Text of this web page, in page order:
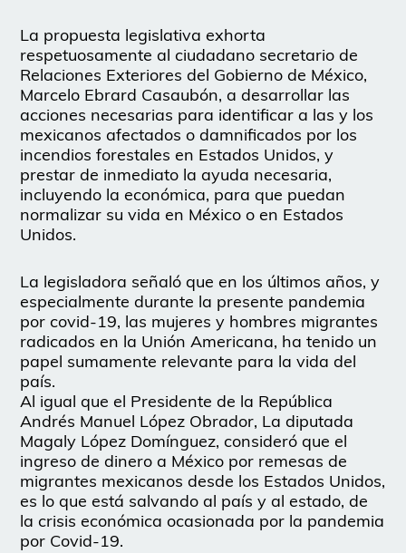
La propuesta legislativa exhorta
respetuosamente al ciudadano secretario de
Relaciones Exteriores del Gobierno de México,
Marcelo Ebrard Casaubón, a desarrollar las
acciones necesarias para identificar a las y los
mexicanos afectados o damnificados por los
incendios forestales en Estados Unidos, y
prestar de inmediato la ayuda necesaria,
incluyendo la económica, para que puedan
normalizar su vida en México o en Estados
Unidos.
La legisladora señaló que en los últimos años, y
especialmente durante la presente pandemia
por covid-19, las mujeres y hombres migrantes
radicados en la Unión Americana, ha tenido un
papel sumamente relevante para la vida del
país.
Al igual que el Presidente de la República
Andrés Manuel López Obrador, La diputada
Magaly López Domínguez, consideró que el
ingreso de dinero a México por remesas de
migrantes mexicanos desde los Estados Unidos,
es lo que está salvando al país y al estado, de
la crisis económica ocasionada por la pandemia
por Covid-19.